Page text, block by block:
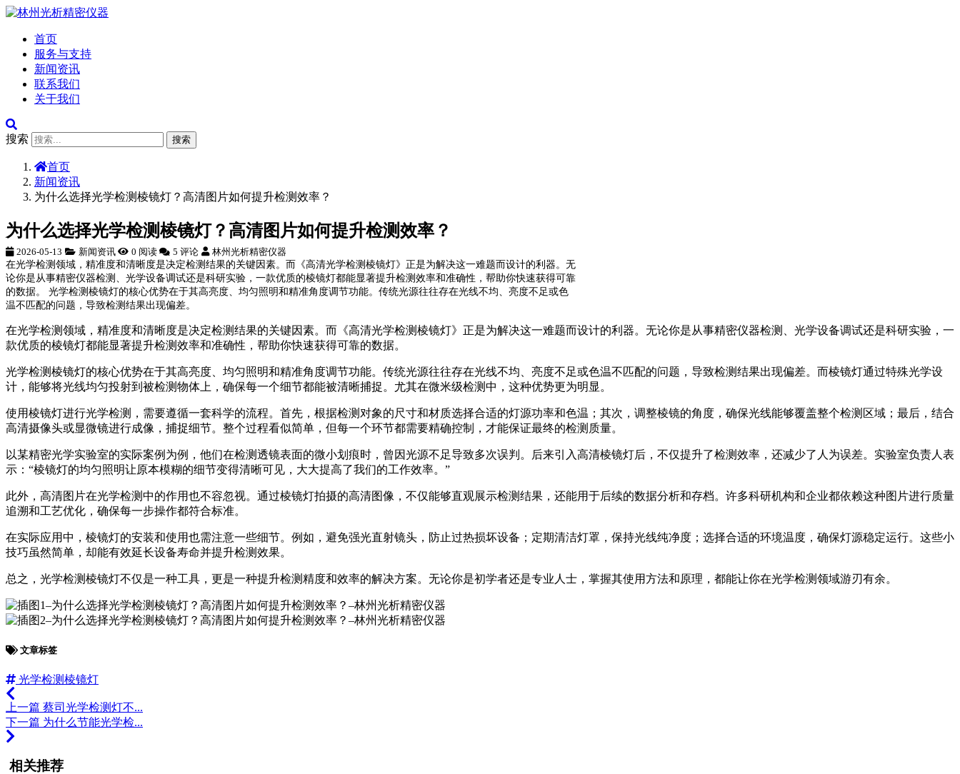
首页
服务与支持
新闻资讯
联系我们
关于我们
搜索 搜索
首页
新闻资讯
为什么选择光学检测棱镜灯？高清图片如何提升检测效率？
为什么选择光学检测棱镜灯？高清图片如何提升检测效率？
2026-05-13 新闻资讯 0 阅读 5 评论 林州光析精密仪器
在光学检测领域，精准度和清晰度是决定检测结果的关键因素。而《高清光学检测棱镜灯》正是为解决这一难题而设计的利器。无
论你是从事精密仪器检测、光学设备调试还是科研实验，一款优质的棱镜灯都能显著提升检测效率和准确性，帮助你快速获得可靠
的数据。 光学检测棱镜灯的核心优势在于其高亮度、均匀照明和精准角度调节功能。传统光源往往存在光线不均、亮度不足或色
温不匹配的问题，导致检测结果出现偏差。
在光学检测领域，精准度和清晰度是决定检测结果的关键因素。而《高清光学检测棱镜灯》正是为解决这一难题而设计的利器。无论你是从事精密仪器检测、光学设备调试还是科研实验，一
款优质的棱镜灯都能显著提升检测效率和准确性，帮助你快速获得可靠的数据。
光学检测棱镜灯的核心优势在于其高亮度、均匀照明和精准角度调节功能。传统光源往往存在光线不均、亮度不足或色温不匹配的问题，导致检测结果出现偏差。而棱镜灯通过特殊光学设
计，能够将光线均匀投射到被检测物体上，确保每一个细节都能被清晰捕捉。尤其在微米级检测中，这种优势更为明显。
使用棱镜灯进行光学检测，需要遵循一套科学的流程。首先，根据检测对象的尺寸和材质选择合适的灯源功率和色温；其次，调整棱镜的角度，确保光线能够覆盖整个检测区域；最后，结合
高清摄像头或显微镜进行成像，捕捉细节。整个过程看似简单，但每一个环节都需要精确控制，才能保证最终的检测质量。
以某精密光学实验室的实际案例为例，他们在检测透镜表面的微小划痕时，曾因光源不足导致多次误判。后来引入高清棱镜灯后，不仅提升了检测效率，还减少了人为误差。实验室负责人表
示：“棱镜灯的均匀照明让原本模糊的细节变得清晰可见，大大提高了我们的工作效率。”
此外，高清图片在光学检测中的作用也不容忽视。通过棱镜灯拍摄的高清图像，不仅能够直观展示检测结果，还能用于后续的数据分析和存档。许多科研机构和企业都依赖这种图片进行质量
追溯和工艺优化，确保每一步操作都符合标准。
在实际应用中，棱镜灯的安装和使用也需注意一些细节。例如，避免强光直射镜头，防止过热损坏设备；定期清洁灯罩，保持光线纯净度；选择合适的环境温度，确保灯源稳定运行。这些小
技巧虽然简单，却能有效延长设备寿命并提升检测效果。
总之，光学检测棱镜灯不仅是一种工具，更是一种提升检测精度和效率的解决方案。无论你是初学者还是专业人士，掌握其使用方法和原理，都能让你在光学检测领域游刃有余。
文章标签
光学检测棱镜灯
上一篇 蔡司光学检测灯不...
下一篇 为什么节能光学检...
相关推荐